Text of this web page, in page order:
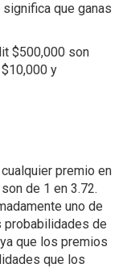
significa que ganas
$500,000 son
y
premio en
de 1 en 3.72.
uno de
probabilidades de
que los premios
que los